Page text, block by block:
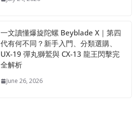
一文讀懂爆旋陀螺 Beyblade X｜第四
代有何不同？新手入門、分類選購、
UX-19 彈丸獅鷲與 CX-13 龍王閃擊完
全解析
June 26, 2026